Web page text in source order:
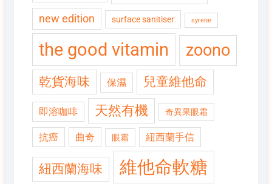
new edition surface sanitiser syrene
the good vitamin zoono
乾貨海味 保濕 兒童維他命
即溶咖啡 天然有機 奇異果眼霜
抗癌 曲奇 眼霜 紐西蘭手信
紐西蘭海味 維他命軟糖